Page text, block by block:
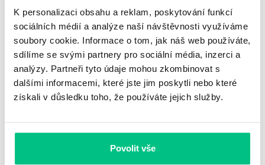
K personalizaci obsahu a reklam, poskytování funkcí
sociálních médií a analýze naší návštěvnosti využíváme
soubory cookie. Informace o tom, jak náš web používáte,
sdílíme se svými partnery pro sociální média, inzerci a
analýzy. Partneři tyto údaje mohou zkombinovat s
dalšími informacemi, které jste jim poskytli nebo které
získali v důsledku toho, že používáte jejich služby.
Povolit vše
Komerční banka: pokles zisku